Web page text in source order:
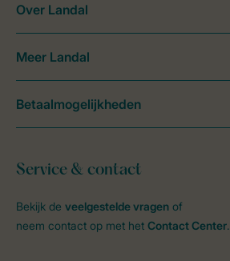
Service & contact
Bekijk de veelgestelde vragen of
neem contact op met het Contact Center.
Over Landal
Meer Landal
Betaalmogelijkheden